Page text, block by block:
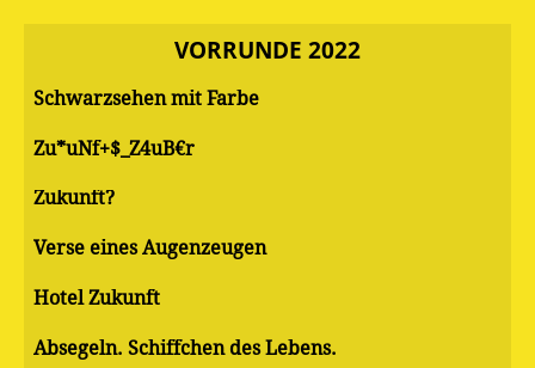
VORRUNDE 2022
Schwarzsehen mit Farbe
Zu*uNf+$_Z4uB€r
Zukunft?
Verse eines Augenzeugen
Hotel Zukunft
Absegeln. Schiffchen des Lebens.